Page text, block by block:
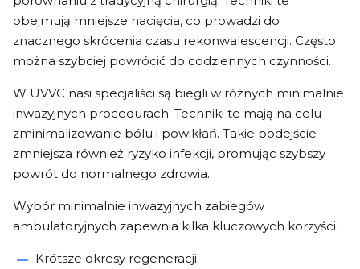
obejmują mniejsze nacięcia, co prowadzi do
znacznego skrócenia czasu rekonwalescencji. Często
można szybciej powrócić do codziennych czynności.
W UVVC nasi specjaliści są biegli w różnych minimalnie
inwazyjnych procedurach. Techniki te mają na celu
zminimalizowanie bólu i powikłań. Takie podejście
zmniejsza również ryzyko infekcji, promując szybszy
powrót do normalnego zdrowia.
Wybór minimalnie inwazyjnych zabiegów
ambulatoryjnych zapewnia kilka kluczowych korzyści:
Krótsze okresy regeneracji